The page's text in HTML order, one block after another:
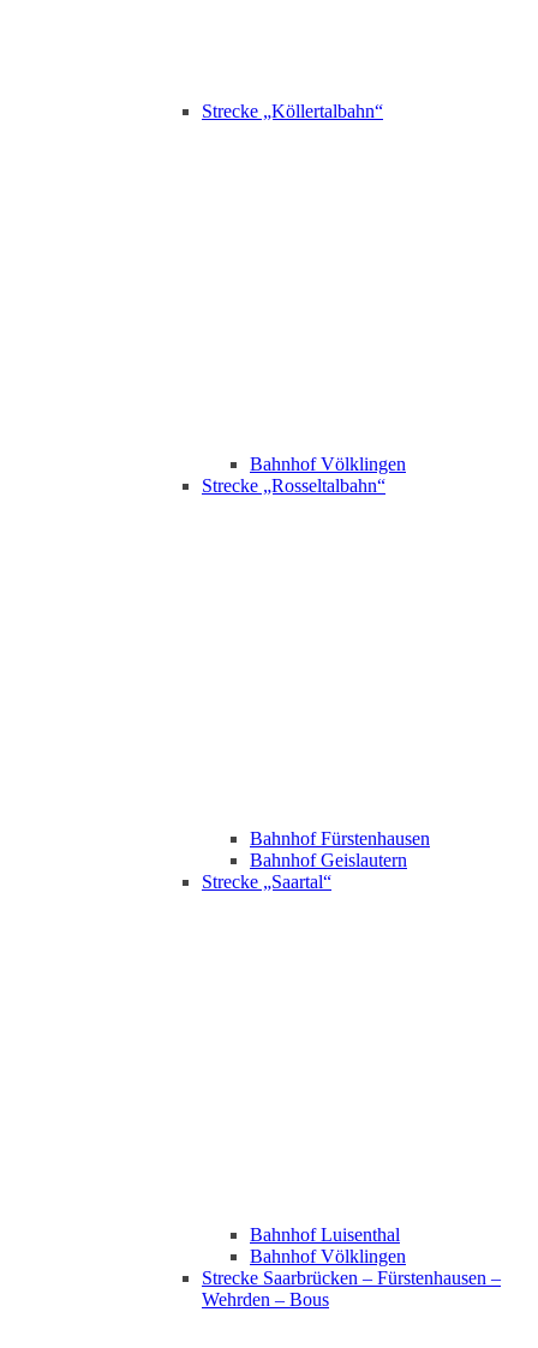
Strecke „Köllertalbahn“
Bahnhof Völklingen
Strecke „Rosseltalbahn“
Bahnhof Fürstenhausen
Bahnhof Geislautern
Strecke „Saartal“
Bahnhof Luisenthal
Bahnhof Völklingen
Strecke Saarbrücken – Fürstenhausen –
Wehrden – Bous